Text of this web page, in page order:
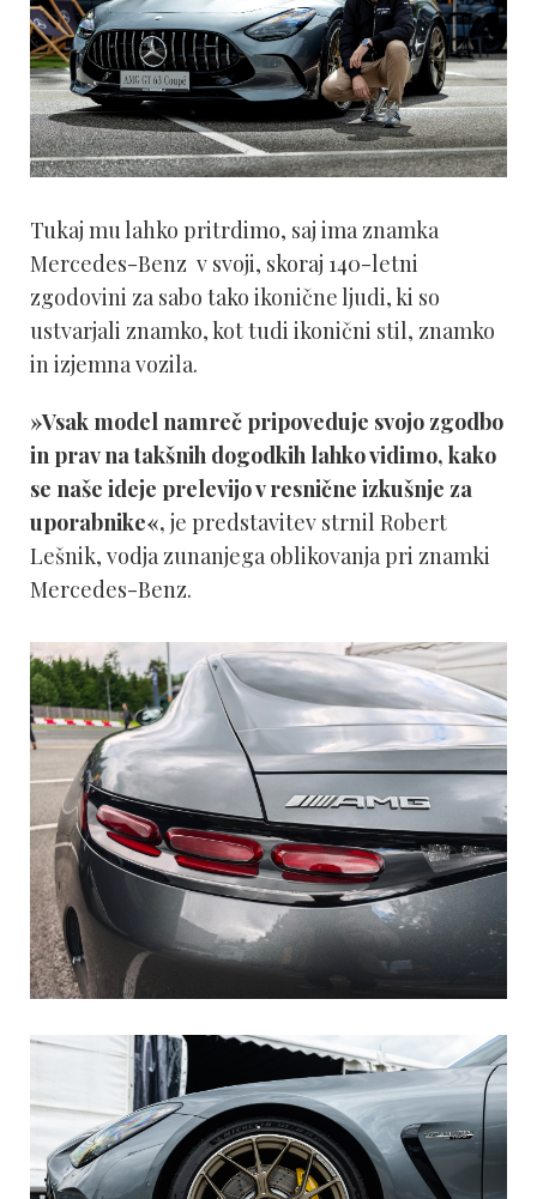
Tukaj mu lahko pritrdimo, saj ima znamka
Mercedes-Benz v svoji, skoraj 140-letni
zgodovini za sabo tako ikonične ljudi, ki so
ustvarjali znamko, kot tudi ikonični stil, znamko
in izjemna vozila.
»Vsak model namreč pripoveduje svojo zgodbo
in prav na takšnih dogodkih lahko vidimo, kako
se naše ideje prelevijo v resnične izkušnje za
uporabnike«, je predstavitev strnil Robert
Lešnik, vodja zunanjega oblikovanja pri znamki
Mercedes-Benz.